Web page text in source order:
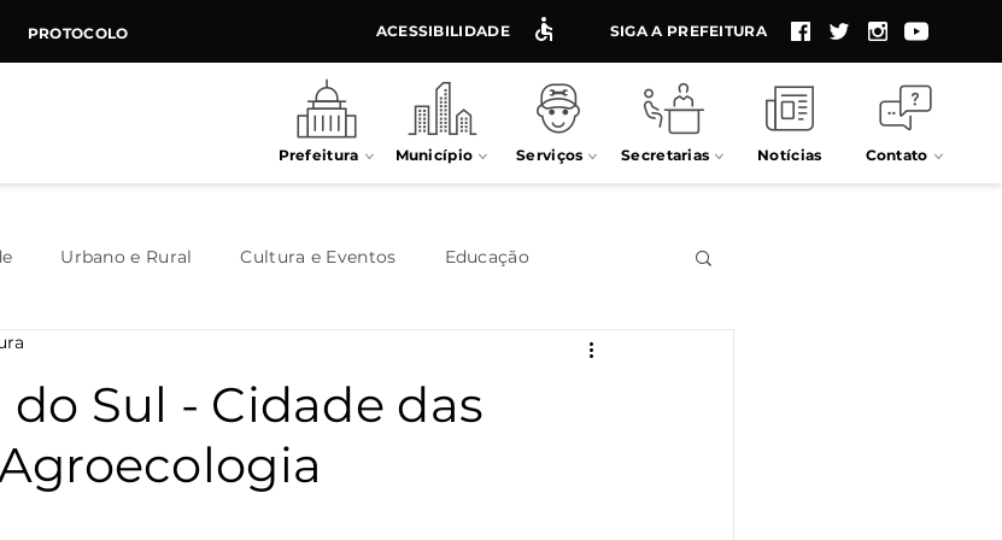
PROTOCOLO ACESSIBILIDADE SIGA A PREFEITURA
Prefeitura Município Serviços Secretarias Notícias Contato
Urbano e Rural Cultura e Eventos Educação
Legislativo
Sul - Cidade das